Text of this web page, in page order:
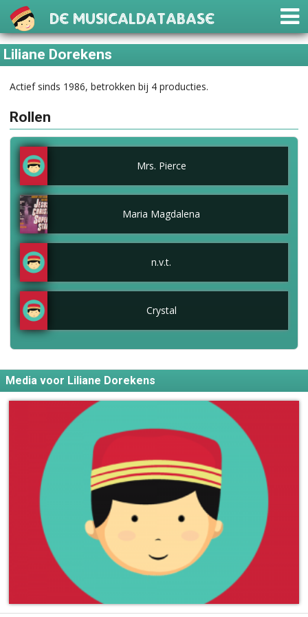
De Musicaldatabase
Liliane Dorekens
Actief sinds 1986, betrokken bij 4 producties.
Rollen
Mrs. Pierce
Maria Magdalena
n.v.t.
Crystal
Media voor Liliane Dorekens